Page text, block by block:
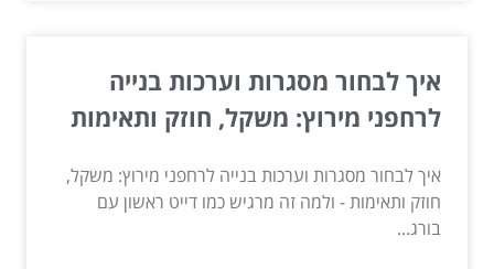
איך לבחור מסגרות וערכות בנייה
לרחפני מירוץ: משקל, חוזק ותאימות
איך לבחור מסגרות וערכות בנייה לרחפני מירוץ: משקל,
חוזק ותאימות - ולמה זה מרגיש כמו דייט ראשון עם
בורג...